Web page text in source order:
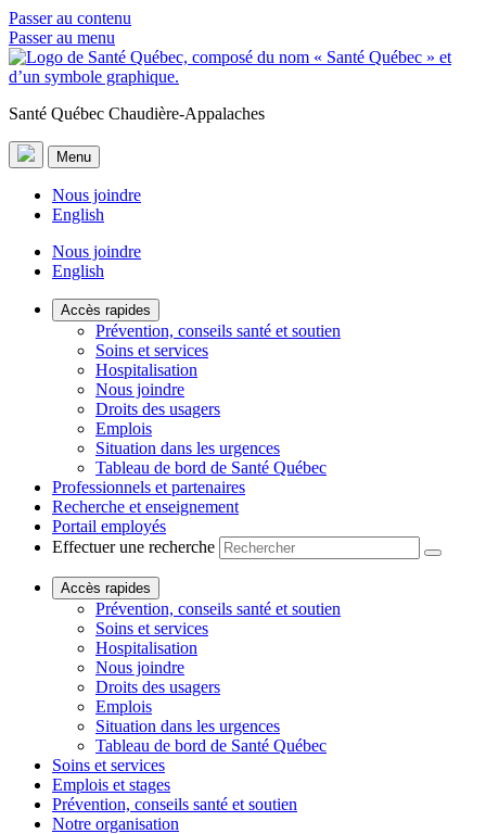
Passer au contenu
Passer au menu
Santé Québec Chaudière-Appalaches
Menu
Nous joindre
English
Nous joindre
English
Accès rapides
Prévention, conseils santé et soutien
Soins et services
Hospitalisation
Nous joindre
Droits des usagers
Emplois
Situation dans les urgences
Tableau de bord de Santé Québec
Professionnels et partenaires
Recherche et enseignement
Portail employés
Effectuer une recherche
Accès rapides
Prévention, conseils santé et soutien
Soins et services
Hospitalisation
Nous joindre
Droits des usagers
Emplois
Situation dans les urgences
Tableau de bord de Santé Québec
Soins et services
Emplois et stages
Prévention, conseils santé et soutien
Notre organisation